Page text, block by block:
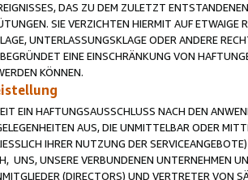
DAS ZU DEM ZULETZT
SIE VERZICHTEN HIERMIT AUF
UNTERLASSUNGSKLAGE ODER ANDERE
EINE EINSCHRÄNKUNG VON
KÖNNEN.
EIN HAFTUNGSAUSSCHLUSS NACH DEN
AUS, DIE UNMITTELBAR ODER
IHRER NUTZUNG DER
UNS, UNSERE VERBUNDENEN UNTERNEHMEN
(DIRECTORS) UND VERTRETER VON